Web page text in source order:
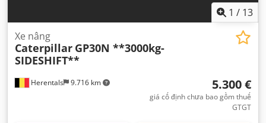
1 / 13
Herentals 9.716 km
Xe nâng
Caterpillar GP30N **3000kg-
SIDESHIFT**
5.300 €
giá cố định chưa bao gồm thuế
GTGT